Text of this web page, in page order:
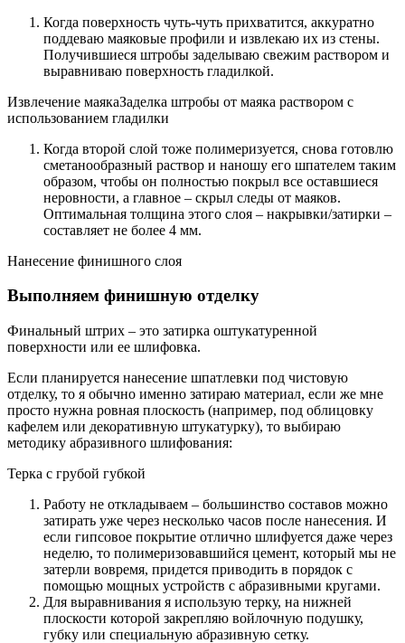
Когда поверхность чуть-чуть прихватится, аккуратно
поддеваю маяковые профили и извлекаю их из стены.
Получившиеся штробы заделываю свежим раствором и
выравниваю поверхность гладилкой.
Извлечение маякаЗаделка штробы от маяка раствором с
использованием гладилки
Когда второй слой тоже полимеризуется, снова готовлю
сметанообразный раствор и наношу его шпателем таким
образом, чтобы он полностью покрыл все оставшиеся
неровности, а главное – скрыл следы от маяков.
Оптимальная толщина этого слоя – накрывки/затирки –
составляет не более 4 мм.
Нанесение финишного слоя
Выполняем финишную отделку
Финальный штрих – это затирка оштукатуренной
поверхности или ее шлифовка.
Если планируется нанесение шпатлевки под чистовую
отделку, то я обычно именно затираю материал, если же мне
просто нужна ровная плоскость (например, под облицовку
кафелем или декоративную штукатурку), то выбираю
методику абразивного шлифования:
Терка с грубой губкой
Работу не откладываем – большинство составов можно
затирать уже через несколько часов после нанесения. И
если гипсовое покрытие отлично шлифуется даже через
неделю, то полимеризовавшийся цемент, который мы не
затерли вовремя, придется приводить в порядок с
помощью мощных устройств с абразивными кругами.
Для выравнивания я использую терку, на нижней
плоскости которой закрепляю войлочную подушку,
губку или специальную абразивную сетку.